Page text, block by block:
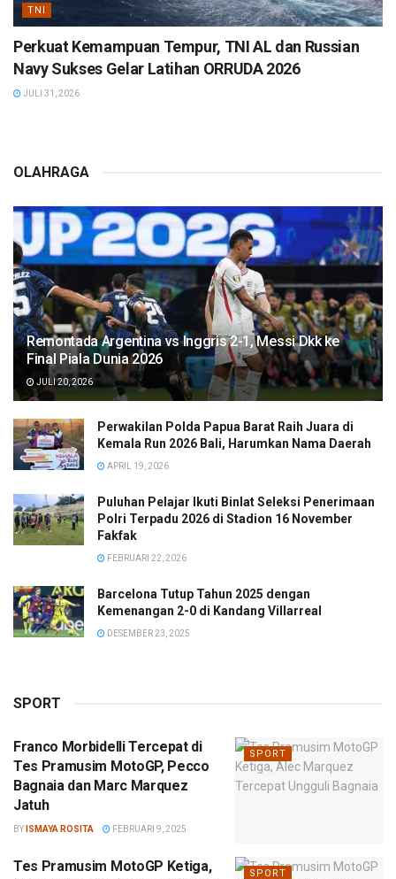
TNI
Perkuat Kemampuan Tempur, TNI AL dan Russian
Navy Sukses Gelar Latihan ORRUDA 2026
JULI 31, 2026
OLAHRAGA
Remontada Argentina vs Inggris 2-1, Messi Dkk ke
Final Piala Dunia 2026
JULI 20, 2026
Perwakilan Polda Papua Barat Raih Juara di
Kemala Run 2026 Bali, Harumkan Nama Daerah
APRIL 19, 2026
Puluhan Pelajar Ikuti Binlat Seleksi Penerimaan
Polri Terpadu 2026 di Stadion 16 November
Fakfak
FEBRUARI 22, 2026
Barcelona Tutup Tahun 2025 dengan
Kemenangan 2-0 di Kandang Villarreal
DESEMBER 23, 2025
SPORT
SPORT
Franco Morbidelli Tercepat di
Tes Pramusim MotoGP, Pecco
Bagnaia dan Marc Marquez
Jatuh
BY ISMAYA ROSITA FEBRUARI 9, 2025
SPORT
Tes Pramusim MotoGP Ketiga,